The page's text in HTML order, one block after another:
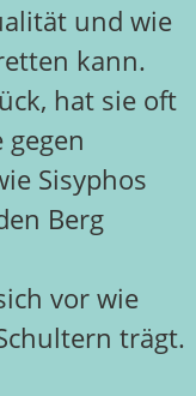
und wie
kann.
hat sie oft
Sisyphos
Berg
vor wie
trägt.